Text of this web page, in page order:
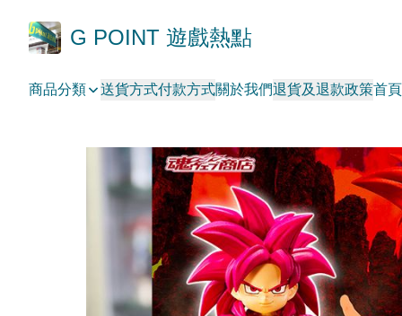
G POINT 遊戲熱點
商品分類 送貨方式付款方式關於我們退貨及退款政策首頁